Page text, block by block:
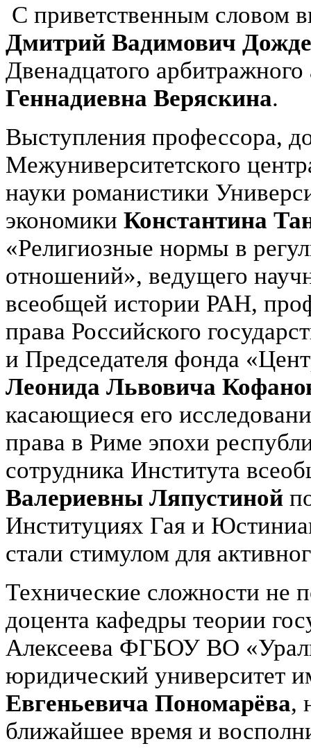
С приветственным словом
Дмитрий Вадимович
Двенадцатого
Геннадиевна Веряскина.
Выступления профессора,
Межуниверситетского
науки романистики
экономики Константина
«Религиозные нормы в
отношений», ведущего
всеобщей истории РАН,
права Российского
и Председателя фонда
Леонида Львовича
касающиеся его
права в Риме эпохи
сотрудника Института
Валериевны Ляпустиной
Институциях Гая и
стали стимулом для
Технические сложности не
доцента кафедры теории
Алексеева ФГБОУ ВО
юридический университет
Евгеньевича Пономарёва,
ближайшее время и